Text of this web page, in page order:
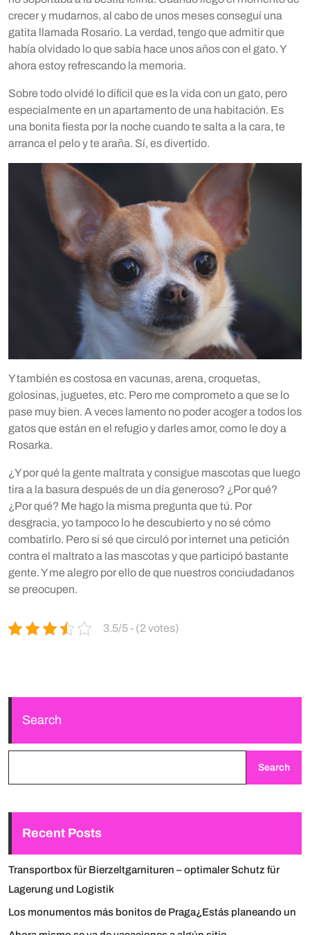
crecer y mudarnos, al cabo de unos meses conseguí una
gatita llamada Rosario. La verdad, tengo que admitir que
había olvidado lo que sabía hace unos años con el gato. Y
ahora estoy refrescando la memoria.
Sobre todo olvidé lo difícil que es la vida con un gato, pero
especialmente en un apartamento de una habitación. Es
una bonita fiesta por la noche cuando te salta a la cara, te
arranca el pelo y te araña. Sí, es divertido.
Y también es costosa en vacunas, arena, croquetas,
golosinas, juguetes, etc. Pero me comprometo a que se lo
pase muy bien. A veces lamento no poder acoger a todos los
gatos que están en el refugio y darles amor, como le doy a
Rosarka.
¿Y por qué la gente maltrata y consigue mascotas que luego
tira a la basura después de un día generoso? ¿Por qué?
¿Por qué? Me hago la misma pregunta que tú. Por
desgracia, yo tampoco lo he descubierto y no sé cómo
combatirlo. Pero sí sé que circuló por internet una petición
contra el maltrato a las mascotas y que participó bastante
gente. Y me alegro por ello de que nuestros conciudadanos
se preocupen.
3.5/5 - (2 votes)
Search
Search
Recent Posts
Transportbox für Bierzeltgarnituren – optimaler Schutz für
Lagerung und Logistik
Los monumentos más bonitos de Praga¿Estás planeando un